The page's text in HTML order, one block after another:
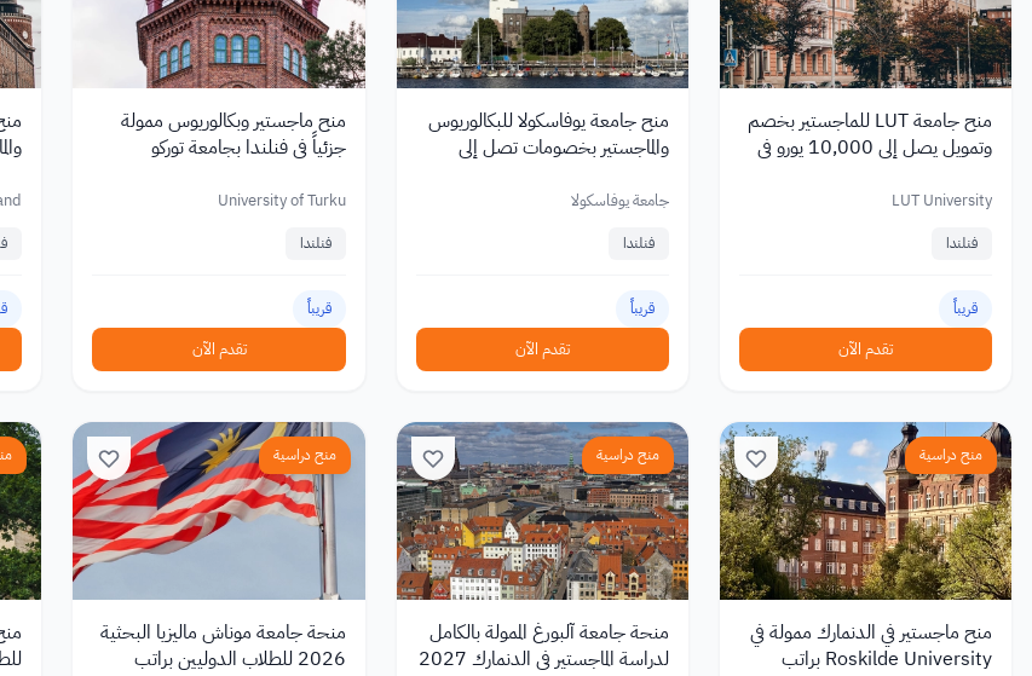
منح جامعة LUT للماجستير بخصم
وتمويل يصل إلى 10,000 يورو في
LUT University
فنلندا
قريباً
تقدم الآن
منح جامعة يوفاسكولا للبكالوريوس
والماجستير بخصومات تصل إلى
جامعة يوفاسكولا
فنلندا
قريباً
تقدم الآن
منح ماجستير وبكالوريوس ممولة
جزئياً في فنلندا بجامعة توركو
University of Turku
فنلندا
قريباً
تقدم الآن
منح دراسية
منح ماجستير في الدنمارك ممولة في
Roskilde University براتب
منح دراسية
منحة جامعة آلبورغ الممولة بالكامل
لدراسة الماجستير في الدنمارك 2027
منح دراسية
منحة جامعة موناش ماليزيا البحثية
2026 للطلاب الدوليين براتب